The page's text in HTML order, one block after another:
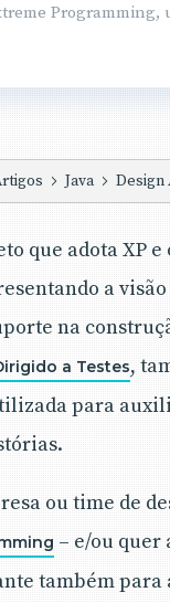
Java Design
que adota XP
a
na
a Testes,
para
ou time de
– e/ou quer
também